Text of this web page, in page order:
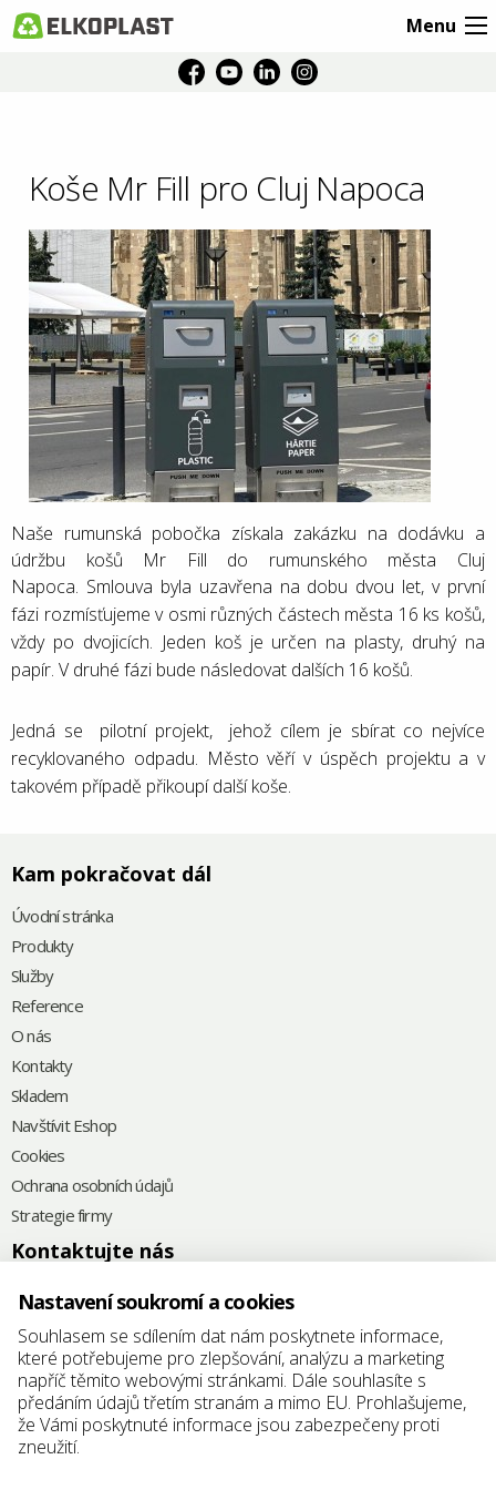
Menu
Koše Mr Fill pro Cluj Napoca
Naše rumunská pobočka získala zakázku na dodávku a
údržbu košů Mr Fill do rumunského města Cluj
Napoca. Smlouva byla uzavřena na dobu dvou let, v první
fázi rozmísťujeme v osmi různých částech města 16 ks košů,
vždy po dvojicích. Jeden koš je určen na plasty, druhý na
papír. V druhé fázi bude následovat dalších 16 košů.
Jedná se pilotní projekt,
jehož cílem je sbírat co nejvíce
recyklovaného odpadu. Město věří v úspěch projektu a v
takovém případě přikoupí další koše.
Kam pokračovat dál
Úvodní stránka
Produkty
Služby
Reference
O nás
Kontakty
Skladem
Navštívit Eshop
Cookies
Ochrana osobních údajů
Strategie firmy
Kontaktujte nás
+420575 571 000
@
elkoplast@elkoplast.cz
Štefánikova 2664
760 01 Zlín
IČ: 25347942
DIČ: CZ25347942
Nastavení soukromí a cookies
Souhlasem se sdílením dat nám poskytnete informace,
které potřebujeme pro zlepšování, analýzu a marketing
napříč těmito webovými stránkami. Dále souhlasíte s
předáním údajů třetím stranám a mimo EU. Prohlašujeme,
že Vámi poskytnuté informace jsou zabezpečeny proti
zneužití.